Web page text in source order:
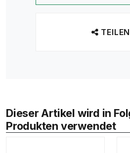
TEILEN
Dieser Artikel wird in
Produkten verwendet